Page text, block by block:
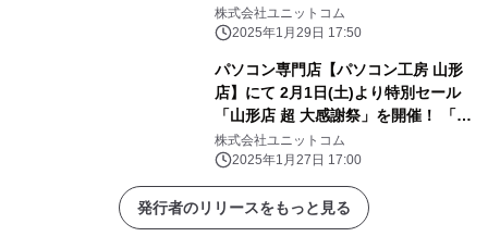
株式会社ユニットコム
2025年1月29日 17:50
パソコン専門店【パソコン工房 山形
店】にて 2月1日(土)より特別セール
「山形店 超 大感謝祭」を開催！ 「オ
ススメ即納パソコン」を豊富に取り揃
え！ 更に「PCパーツ・周辺機器等の
セール商品」を記念プライスにてご奉
仕！
株式会社ユニットコム
2025年1月27日 17:00
発行者のリリースをもっと見る